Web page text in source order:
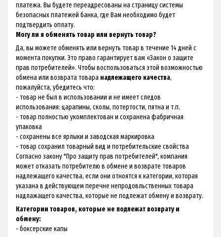
платежа. Вы будете переадресованы на страницу системы
безопасных платежей банка, где Вам необходимо будет
подтвердить оплату.
Могу ли я обменять товар или вернуть товар?
Да, вы можете обменять или вернуть товар в течение 14 дней с
момента покупки. Это право гарантирует вам «Закон о защите
прав потребителей». Чтобы воспользоваться этой возможностью
обмена или возврата товара надлежащего качества,
пожалуйста, убедитесь что:
- товар не был в использовании и не имеет следов
использования: царапины, сколы, потертости, пятна и т.п.
- товар полностью укомплектован и сохранена фабричная
упаковка
- сохранены все ярлыки и заводская маркировка
- товар сохранил товарный вид и потребительские свойства
Согласно закону "Про защиту прав потребителей", компания
может отказать потребителю в обмене и возврате товаров
надлежащего качества, если они отноятся к категории, которая
указана в действующем перечне непродовльственных товара
надлажащего качества, которые не подлежат обмену и возврату.
Категории товаров, которые не подлежат возврату и
обмену:
- боксерские капы